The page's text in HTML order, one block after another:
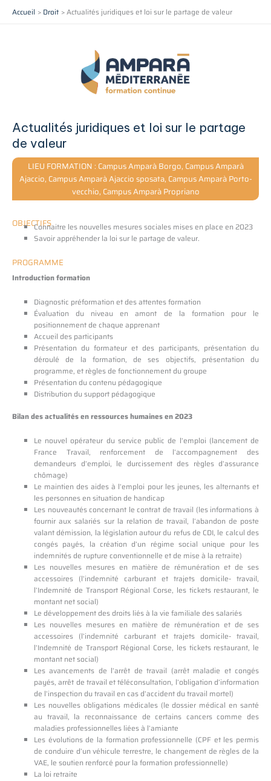
AllerAccueil Droit Actualités juridiques et loi sur le partage de valeur
Actualités juridiques et loi sur le partage
de valeur
LIEU FORMATION : Campus Amparà Borgo, Campus Amparà
Ajaccio, Campus Amparà Ajaccio sposata, Campus Amparà Porto-
vecchio, Campus Amparà Propriano
OBJECTIFSConnaitre les nouvelles mesures sociales mises en place en 2023
Savoir appréhender la loi sur le partage de valeur.
PROGRAMME
Introduction formation
Diagnostic préformation et des attentes formation
Évaluation du niveau en amont de la formation pour le
positionnement de chaque apprenant
Accueil des participants
Présentation du formateur et des participants, présentation du
déroulé de la formation, de ses objectifs, présentation du
programme, et règles de fonctionnement du groupe
Présentation du contenu pédagogique
Distribution du support pédagogique
Bilan des actualités en ressources humaines en 2023
Le nouvel opérateur du service public de l’emploi (lancement de
France Travail, renforcement de l’accompagnement des
demandeurs d’emploi, le durcissement des règles d’assurance
chômage)
Le maintien des aides à l’emploi pour les jeunes, les alternants et
les personnes en situation de handicap
Les nouveautés concernant le contrat de travail (les informations à
fournir aux salariés sur la relation de travail, l’abandon de poste
valant démission, la législation autour du refus de CDI, le calcul des
congés payés, la création d’un régime social unique pour les
indemnités de rupture conventionnelle et de mise à la retraite)
Les nouvelles mesures en matière de rémunération et de ses
accessoires (l’indemnité carburant et trajets domicile- travail,
l’Indemnité de Transport Régional Corse, les tickets restaurant, le
montant net social)
Le développement des droits liés à la vie familiale des salariés
Les nouvelles mesures en matière de rémunération et de ses
accessoires (l’indemnité carburant et trajets domicile- travail,
l’Indemnité de Transport Régional Corse, les tickets restaurant, le
montant net social)
Les avancements de l’arrêt de travail (arrêt maladie et congés
payés, arrêt de travail et téléconsultation, l’obligation d’information
de l’inspection du travail en cas d’accident du travail mortel)
Les nouvelles obligations médicales (le dossier médical en santé
au travail, la reconnaissance de certains cancers comme des
maladies professionnelles liées à l’amiante
Les évolutions de la formation professionnelle (CPF et les permis
de conduire d’un véhicule terrestre, le changement de règles de la
VAE, le soutien renforcé pour la formation professionnelle)
La loi retraite